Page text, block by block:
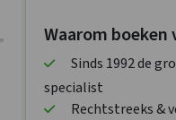
Waarom boeken
Sinds 1992 de
specialist
Rechtstreeks &